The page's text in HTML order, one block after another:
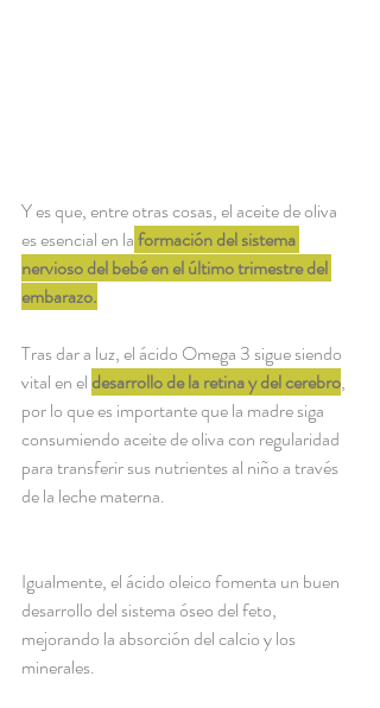
Y es que, entre otras cosas, el aceite de oliva
es esencial en laformación del sistema
nervioso del bebé en el último trimestre del
embarazo.
Tras dar a luz, el ácido Omega 3 sigue siendo
vital en el desarrollo de la retina y del cerebro,
por lo que es importante que la madre siga
consumiendo aceite de oliva con regularidad
para transferir sus nutrientes al niño a través
de la leche materna.
Igualmente, el ácido oleico fomenta un buen
desarrollo del sistema óseo del feto,
mejorando la absorción del calcio y los
minerales.